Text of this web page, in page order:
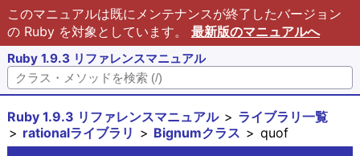
このマニュアルは既にメンテナンスが終了したバージョン
の Ruby を対象としています。 最新版のマニュアルへ
Ruby 1.9.3 リファレンスマニュアル
Ruby 1.9.3 リファレンスマニュアル
ライブラリ一覧
rationalライブラリ
Bignumクラス quof